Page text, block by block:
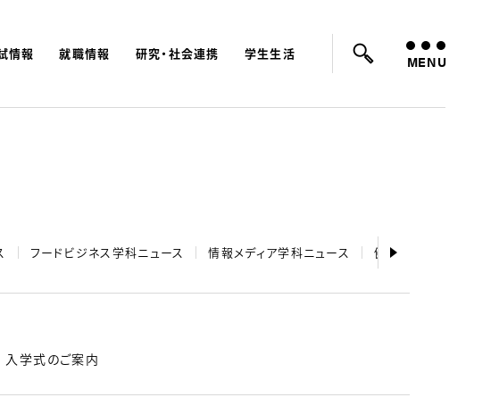
情報 就職情報 研究・社会連携 学生生活
検索されているキーワード： 入試 学費 オープンキャンパス MENU
フードビジネス学科ニュース 情報メディア学科ニュース 健康情報学研究科ニ
学式のご案内